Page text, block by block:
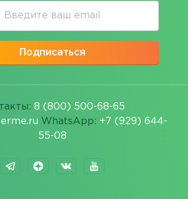
Подписаться
8 (800) 500-68-65
WhatsApp: +7 (929) 644-
55-08